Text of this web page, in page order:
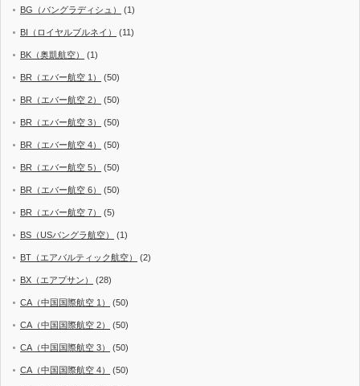
BG（バングラディシュ） (1)
BI（ロイヤルブルネイ） (11)
BK（奥凱航空） (1)
BR（エバー航空 1） (50)
BR（エバー航空 2） (50)
BR（エバー航空 3） (50)
BR（エバー航空 4） (50)
BR（エバー航空 5） (50)
BR（エバー航空 6） (50)
BR（エバー航空 7） (5)
BS（USバングラ航空） (1)
BT（エアバルティック航空） (2)
BX（エアプサン） (28)
CA（中国国際航空 1） (50)
CA（中国国際航空 2） (50)
CA（中国国際航空 3） (50)
CA（中国国際航空 4） (50)